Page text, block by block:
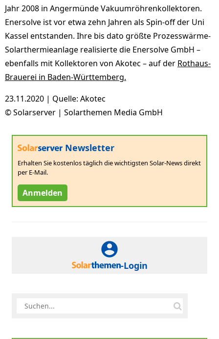
Jahr 2008 in Angermünde Vakuumröhrenkollektoren.
Enersolve ist vor etwa zehn Jahren als Spin-off der Uni
Kassel entstanden. Ihre bis dato größte Prozesswärme-
Solarthermieanlage realisierte die Enersolve GmbH –
ebenfalls mit Kollektoren von Akotec – auf der Rothaus-
Brauerei in Baden-Württemberg.
23.11.2020 | Quelle: Akotec
© Solarserver | Solarthemen Media GmbH
Newsletter
Erhalten Sie kostenlos täglich die wichtigsten Solar-News direkt
per E-Mail.
Anmelden
-Login